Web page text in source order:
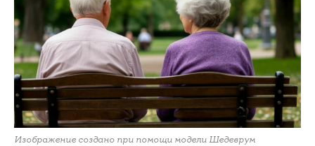
Изображение создано при помощи модели Шедеврум